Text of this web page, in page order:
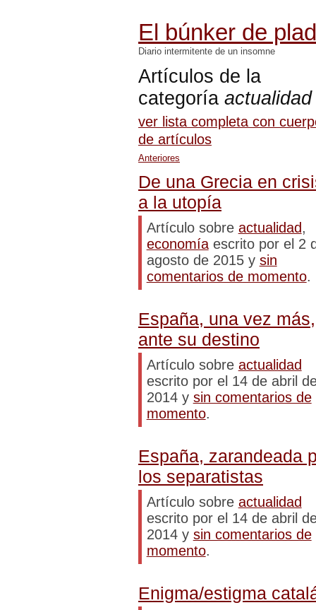
El búnker de
Diario intermitente de un insomne
Artículos de la
categoría actualidad
ver lista completa con
de artículos
Anteriores
De una Grecia en
a la utopía
Artículo sobre actualidad,
economíaescrito por el 2
agosto de 2015 y sin
comentarios de momento.
España, una vez más,
ante su destino
Artículo sobre actualidad
escrito por el 14 de abril
2014 y sin comentarios de
momento.
España, zarandeada
los separatistas
Artículo sobre actualidad
escrito por el 14 de abril
2014 y sin comentarios de
momento.
Enigma/estigma